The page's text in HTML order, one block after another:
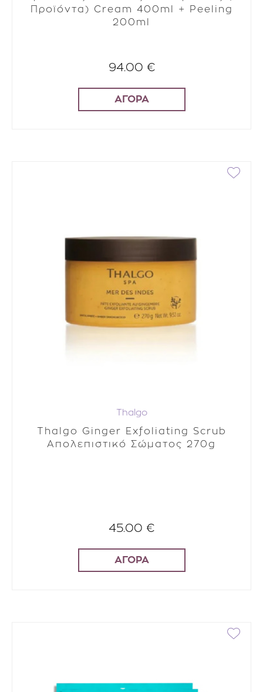
Προϊόντα) Cream 400ml + Peeling
200ml
94.00 €
ΑΓΟΡΑ
Thalgo
Thalgo Ginger Exfoliating Scrub
Απολεπιστικό Σώματος 270g
45.00 €
ΑΓΟΡΑ